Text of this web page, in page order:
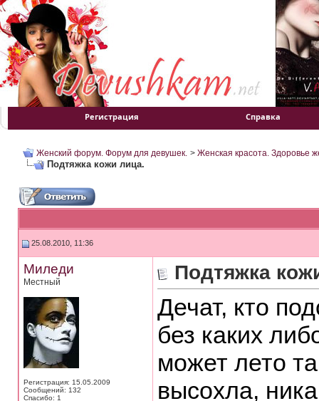
Регистрация Справка
Женский форум. Форум для девушек. > Женская красота. Здоровье
Подтяжка кожи лица.
25.08.2010, 11:36
Миледи
Местный
Регистрация: 15.05.2009
Сообщений: 132
Спасибо: 1
Подтяжка
Дечат, кто
без каких
может лето
высохла,